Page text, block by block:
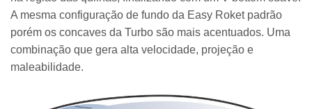
A mesma configuração de fundo da Easy Roket padrão
porém os concaves da Turbo são mais acentuados. Uma
combinação que gera alta velocidade, projeção e
maleabilidade.